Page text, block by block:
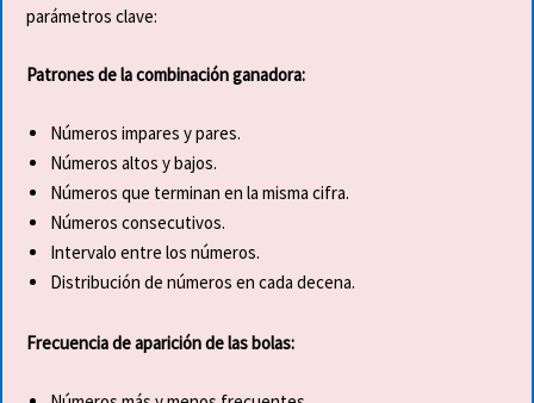
parámetros clave:
Patrones de la combinación ganadora:
Números impares y pares.
Números altos y bajos.
Números que terminan en la misma cifra.
Números consecutivos.
Intervalo entre los números.
Distribución de números en cada decena.
Frecuencia de aparición de las bolas: